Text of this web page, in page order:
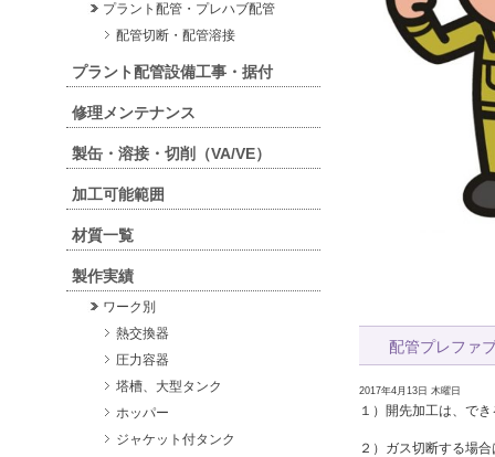
配管プレファ
2017年4月13日 木曜日
１）開先加工は、で
２）ガス切断する場
プラント配管・プレハブ配管
配管切断・配管溶接
プラント配管設備工事・据付
修理メンテナンス
製缶・溶接・切削（VA/VE）
加工可能範囲
材質一覧
製作実績
ワーク別
熱交換器
圧力容器
塔槽、大型タンク
ホッパー
ジャケット付タンク